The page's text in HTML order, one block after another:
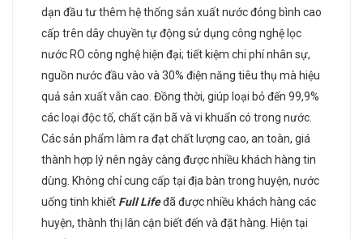
dạn đầu tư thêm hệ thống sản xuất nước đóng bình cao
cấp trên dây chuyền tự động sử dụng công nghệ lọc
nước RO công nghệ hiện đại; tiết kiệm chi phí nhân sự,
nguồn nước đầu vào và 30% điện năng tiêu thụ mà hiệu
quả sản xuất vẫn cao. Đồng thời, giúp loại bỏ đến 99,9%
các loại độc tố, chất cặn bã và vi khuẩn có trong nước.
Các sản phẩm làm ra đạt chất lượng cao, an toàn, giá
thành hợp lý nên ngày càng được nhiều khách hàng tin
dùng. Không chỉ cung cấp tại địa bàn trong huyện, nước
uống tinh khiết Full Lifeđã được nhiều khách hàng các
huyện, thành thị lân cận biết đến và đặt hàng. Hiện tại